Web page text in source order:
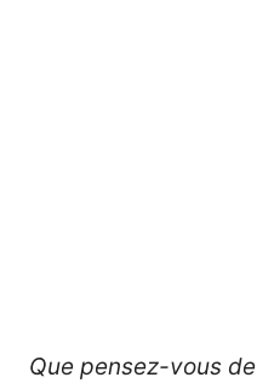
Que pensez-vous